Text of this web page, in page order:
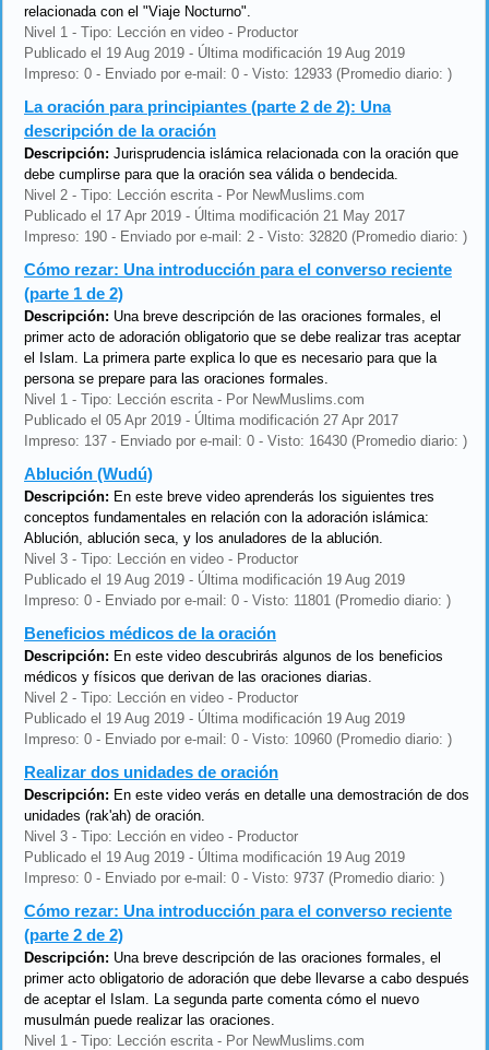
relacionada con el "Viaje Nocturno".
Nivel 1 - Tipo: Lección en video - Productor
Publicado el 19 Aug 2019 - Última modificación 19 Aug 2019
Impreso: 0 - Enviado por e-mail: 0 - Visto: 12933 (Promedio diario: )
La oración para principiantes (parte 2 de 2): Una
descripción de la oración
Descripción: Jurisprudencia islámica relacionada con la oración que
debe cumplirse para que la oración sea válida o bendecida.
Nivel 2 - Tipo: Lección escrita - Por NewMuslims.com
Publicado el 17 Apr 2019 - Última modificación 21 May 2017
Impreso: 190 - Enviado por e-mail: 2 - Visto: 32820 (Promedio diario: )
Cómo rezar: Una introducción para el converso reciente
(parte 1 de 2)
Descripción: Una breve descripción de las oraciones formales, el
primer acto de adoración obligatorio que se debe realizar tras aceptar
el Islam. La primera parte explica lo que es necesario para que la
persona se prepare para las oraciones formales.
Nivel 1 - Tipo: Lección escrita - Por NewMuslims.com
Publicado el 05 Apr 2019 - Última modificación 27 Apr 2017
Impreso: 137 - Enviado por e-mail: 0 - Visto: 16430 (Promedio diario: )
Ablución (Wudú)
Descripción: En este breve video aprenderás los siguientes tres
conceptos fundamentales en relación con la adoración islámica:
Ablución, ablución seca, y los anuladores de la ablución.
Nivel 3 - Tipo: Lección en video - Productor
Publicado el 19 Aug 2019 - Última modificación 19 Aug 2019
Impreso: 0 - Enviado por e-mail: 0 - Visto: 11801 (Promedio diario: )
Beneficios médicos de la oración
Descripción: En este video descubrirás algunos de los beneficios
médicos y físicos que derivan de las oraciones diarias.
Nivel 2 - Tipo: Lección en video - Productor
Publicado el 19 Aug 2019 - Última modificación 19 Aug 2019
Impreso: 0 - Enviado por e-mail: 0 - Visto: 10960 (Promedio diario: )
Realizar dos unidades de oración
Descripción: En este video verás en detalle una demostración de dos
unidades (rak'ah) de oración.
Nivel 3 - Tipo: Lección en video - Productor
Publicado el 19 Aug 2019 - Última modificación 19 Aug 2019
Impreso: 0 - Enviado por e-mail: 0 - Visto: 9737 (Promedio diario: )
Cómo rezar: Una introducción para el converso reciente
(parte 2 de 2)
Descripción: Una breve descripción de las oraciones formales, el
primer acto obligatorio de adoración que debe llevarse a cabo después
de aceptar el Islam. La segunda parte comenta cómo el nuevo
musulmán puede realizar las oraciones.
Nivel 1 - Tipo: Lección escrita - Por NewMuslims.com